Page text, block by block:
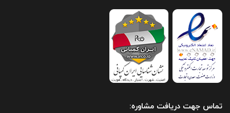
تماس جهت دریافت مشاوره: